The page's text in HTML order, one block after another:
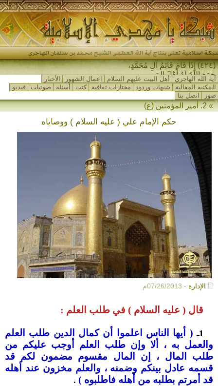
(٤٢٤) إِذَا قَامَ قَائِمُ آلِ مُحَمَّدٍ،
جَمَعَ اللهُ لَهُ أَهْلَ المَشْرِ-
آية الله الهاجري أهل البيت عليهم السلام اعمال الشهور
الأخبار
المكتبة المقالية
شبهات وردود مختارات ثقافية كتب أسئلة صوتيات
فيديو
صور
اتصل بنا
» 2. أمير المؤمنين (ع)
حكم الإمام علي ( عليه السلام ) ووصاياه
الإدارة - 07/26/2013م
قال ( عليه السلام ) في طلب العلم :
1ـ
( أيها الناس اعلموا أن كمال الدين طلب العلم
والعمل به ، ألا وإن طلب العلم أوجب عليكم من
طلب المال ، إن المال مقسوم مضمون لكم قد
قسمه عادل بينكم وضمنه ، والعلم مخزون عند أهله
قد أمرتم بطلبه من أهله فاطلبوه ) .